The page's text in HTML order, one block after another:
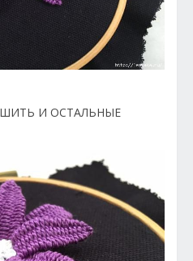
И ОСТАЛЬНЫЕ